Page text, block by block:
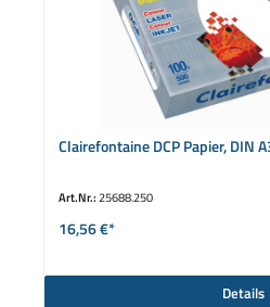
Clairefontaine DCP Papier, DIN
Art.Nr.:25688.250
16,56 €*
Details